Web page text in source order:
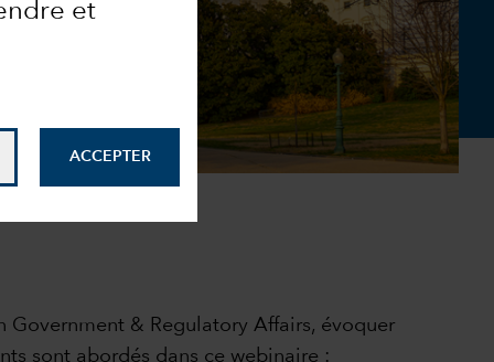
et
ACCEPTER
& Regulatory Affairs, évoquer
sont abordés dans ce webinaire :